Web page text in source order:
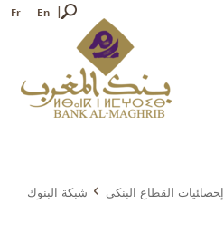
Fr En
إﺤﺼﺎﺌﻴﺎﺕ القطاع البنكي شبكة البنوك